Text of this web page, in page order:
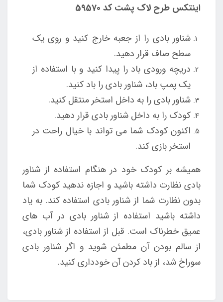
اینتکس طرح لاک پشت کد 59570
شناور بادی را از جعبه خارج کنید و روی یک
سطح صاف قرار دهید.
دریچه ورودی باد را پیدا کنید و با استفاده از
یک پمپ باد، شناور بادی را باد کنید.
شناور بادی را به داخل استخر منتقل کنید.
کودک را به داخل شناور بادی قرار دهید.
اکنون کودک شما می تواند با خیال راحت در
استخر بازی کند.
همیشه بر کودک خود در هنگام استفاده از شناور
بادی نظارت داشته باشید و اجازه ندهید کودک شما
بدون نظارت شما از شناور بادی استفاده کند. به یاد
داشته باشید استفاده از شناور بادی در آب های
عمیق خطرناک است. قبل از استفاده از شناور بادی،
از سالم بودن آن مطمئن شوید و اگر شناور بادی
سوراخ شد، از باد کردن آن خودداری کنید.